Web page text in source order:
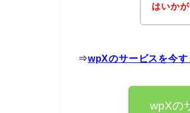
はいか
⇒wpXのサービスを今
wpXの